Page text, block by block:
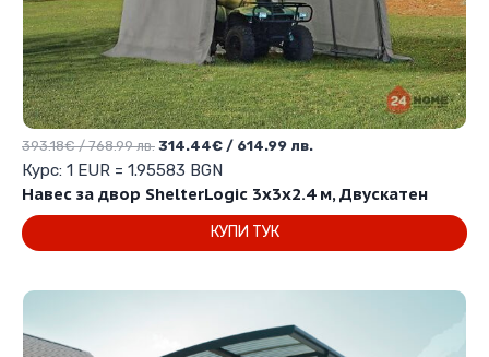
Навес за двор ShelterLogic 3х3х2.4 м, Двускатен
393.18€/ 768.99 лв. Original
price
was:
768.99 лв..
314.44€ / 614.99 лв.
е:
614.99 лв..
Курс: 1 EUR = 1.95583 BGN
КУПИ ТУК